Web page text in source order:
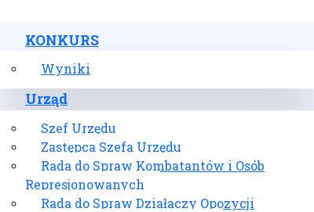
KONKURS
Wyniki
Urząd
Szef Urzędu
Zastępca Szefa Urzędu
Rada do Spraw Kombatantów i Osób
Represjonowanych
Rada do Spraw Działaczy Opozycji